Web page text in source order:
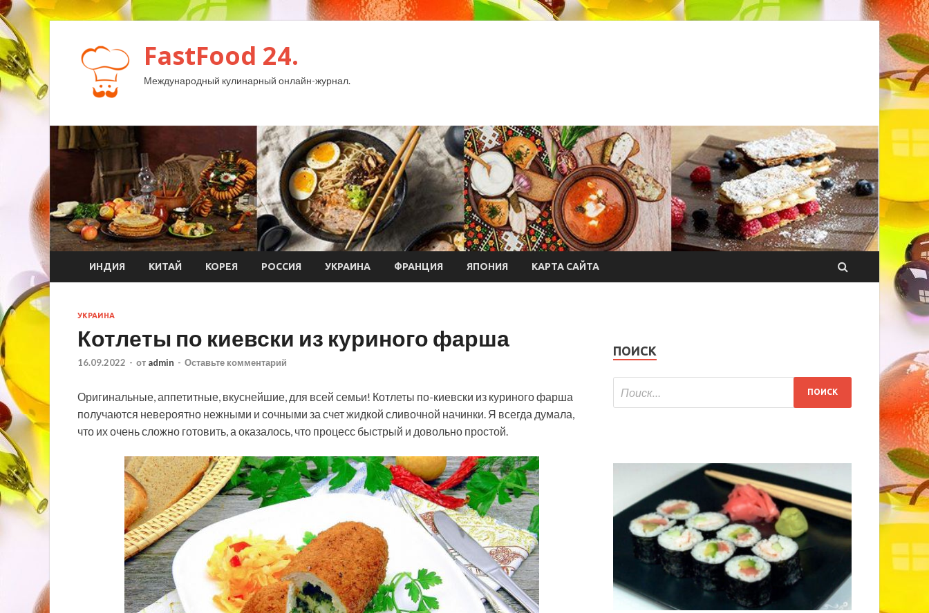
FastFood 24.
Международный кулинарный онлайн-журнал.
ИНДИЯ КИТАЙ КОРЕЯ РОССИЯ УКРАИНА ФРАНЦИЯ ЯПОНИЯ КАРТА САЙТА
УКРАИНА
Котлеты по киевски из куриного фарша
16.09.2022 - от admin - Оставьте комментарий
Оригинальные, аппетитные, вкуснейшие, для всей семьи! Котлеты по-киевски из куриного фарша
получаются невероятно нежными и сочными за счет жидкой сливочной начинки. Я всегда думала,
что их очень сложно готовить, а оказалось, что процесс быстрый и довольно простой.
ПОИСК